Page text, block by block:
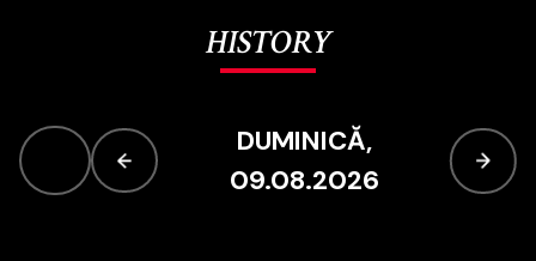
PROGRAM TV
HISTORY
DUMINICĂ,
09.08.2026